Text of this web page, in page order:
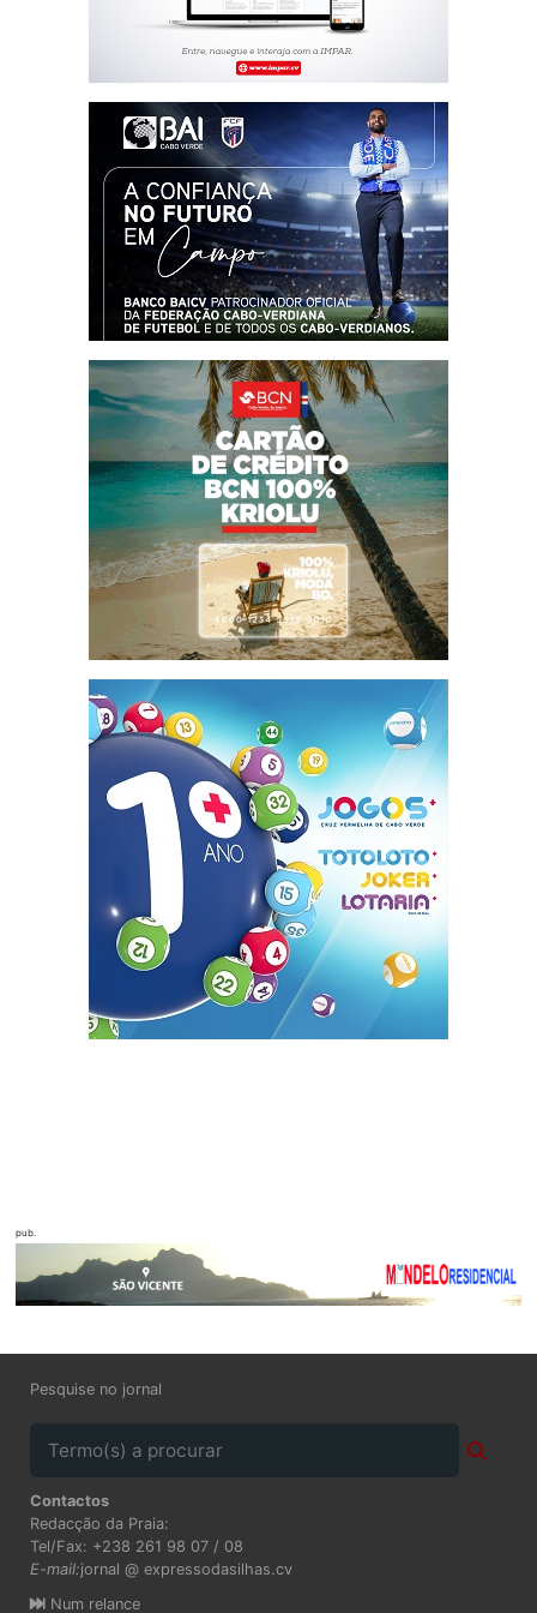
pub.
Pesquise no jornal
Contactos
Redacção da Praia:
Tel/Fax: +238 261 98 07 / 08
E-mail:jornal @ expressodasilhas.cv
Num relance